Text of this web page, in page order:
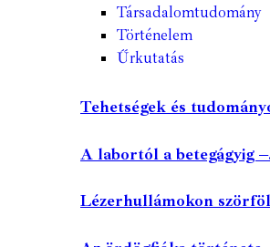
Társadalomtudomány
Történelem
Űrkutatás
Tehetségek és
A labortól a betegágyig
Lézerhullámokon